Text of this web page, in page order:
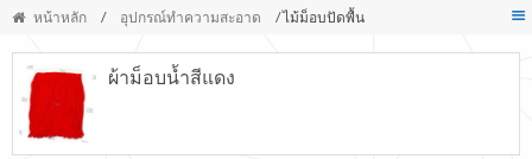
หน้าหลัก / อุปกรณ์ทำความสะอาด / ไม้ม็อบปัดพื้น
ผ้าม็อบน้ำสีแดง